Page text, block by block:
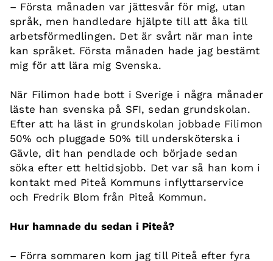
– Första månaden var jättesvår för mig, utan
språk, men handledare hjälpte till att åka till
arbetsförmedlingen. Det är svårt när man inte
kan språket. Första månaden hade jag bestämt
mig för att lära mig Svenska.
När Filimon hade bott i Sverige i några månader
läste han svenska på SFI, sedan grundskolan.
Efter att ha läst in grundskolan jobbade Filimon
50% och pluggade 50% till undersköterska i
Gävle, dit han pendlade och började sedan
söka efter ett heltidsjobb. Det var så han kom i
kontakt med Piteå Kommuns inflyttarservice
och Fredrik Blom från Piteå Kommun.
Hur hamnade du sedan i Piteå?
– Förra sommaren kom jag till Piteå efter fyra